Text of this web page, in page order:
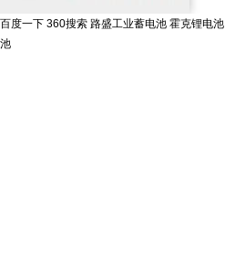
百度一下 360搜索 路盛工业蓄电池 霍克锂电池
池